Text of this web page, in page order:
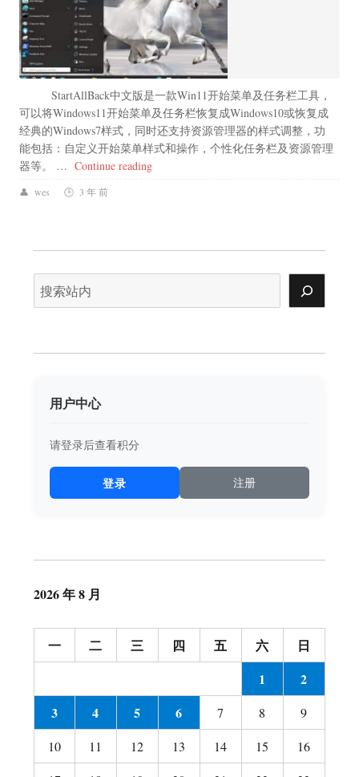
StartAllBack中文版是一款Win11开始菜单及任务栏工具，
可以将Windows11开始菜单及任务栏恢复成Windows10或恢复成
经典的Windows7样式，同时还支持资源管理器的样式调整，功
能包括：自定义开始菜单样式和操作，个性化任务栏及资源管理
器等。 … Continue reading“StartAllBack 3.7 Windows 10/11开始菜单
wes 3 年 前
搜
索
用户中心
请登录后查看积分
登录 注册
2026 年 8 月
一 二 三 四 五 六
日
1
2
3
4 5 6 7 8
9
10
11 12 13 14 15
16